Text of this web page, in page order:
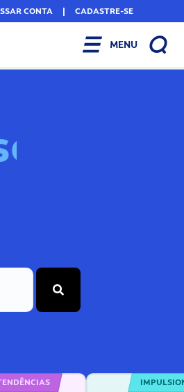
CONTA | CADASTRE-SE
MENU
o